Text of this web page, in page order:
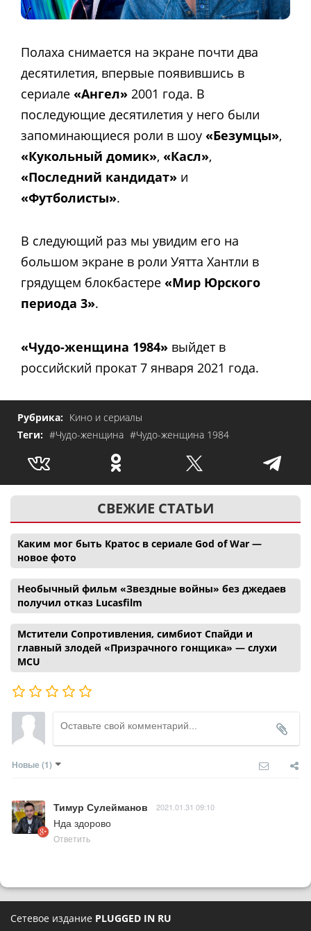
Полаха снимается на экране почти два
десятилетия, впервые появившись в ​​
сериале «Ангел» 2001 года. В
последующие десятилетия у него были
запоминающиеся роли в шоу «Безумцы»,
«Кукольный домик», «Касл»,
«Последний кандидат» и
«Футболисты».
В следующий раз мы увидим его на
большом экране в роли Уятта Хантли в
грядущем блокбастере «Мир Юрского
периода 3».
«Чудо-женщина 1984» выйдет в
российский прокат 7 января 2021 года.
Рубрика: Кино и сериалы
Теги: #Чудо-женщина #Чудо-женщина 1984
СВЕЖИЕ СТАТЬИ
Каким мог быть Кратос в сериале God of War —
новое фото
Необычный фильм «Звездные войны» без джедаев
получил отказ Lucasfilm
Мстители Сопротивления, симбиот Спайди и
главный злодей «Призрачного гонщика» — слухи
MCU
Новые (1)
Тимур Сулейманов 2021.01.31 09:10
Нда здорово
Ответить
Сетевое издание PLUGGED IN RU